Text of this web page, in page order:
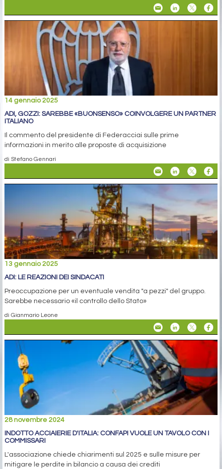
14 gennaio 2025
ADI, GOZZI: SAREBBE «BUONSENSO» COINVOLGERE UN PARTNER
ITALIANO
Il commento del presidente di Federacciai sulle prime
informazioni in merito alle proposte di acquisizione
di Stefano Gennari
13 gennaio 2025
ADI: LE REAZIONI DEI SINDACATI
Preoccupazione per un eventuale vendita "a pezzi" del gruppo.
Sarebbe necessario «il controllo dello Stato»
di Gianmario Leone
28 novembre 2024
INDOTTO ACCIAIERIE D'ITALIA: CONFAPI VUOLE UN TAVOLO CON I
COMMISSARI
L'associazione chiede chiarimenti sul 2025 e sulle misure per
mitigare le perdite in bilancio a causa dei crediti